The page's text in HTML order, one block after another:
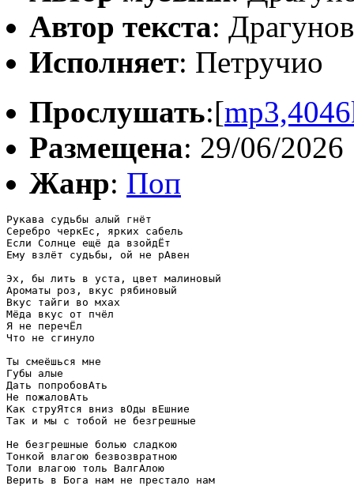
Автор текста:
Исполняет: Петручио
Прослушать:[
Размещена: 29/06/2026
Жанр: Поп
Рукава судьбы алый гнёт
Серебро черкЕс, ярких сабель
Если Солнце ещё да взойдЁт
Ему взлёт судьбы, ой не рАвен
Эх, бы лить в уста, цвет малиновый
Ароматы роз, вкус рябиновый
Вкус тайги во мхах
Мёда вкус от пчёл
Я не перечЁл
Что не сгинуло
Ты смеёшься мне
Губы алые
Дать попробовАть
Не пожаловАть
Как струЯтся вниз вОды вЕшние
Так и мы с тобой не безгрешные
Не безгрешные болью сладкою
Тонкой влагою безвозвратною
Толи влагою толь ВалгАлою
Верить в Бога нам не престало нам